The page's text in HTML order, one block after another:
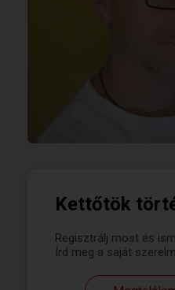
Kettőtök
Regisztrálj most és
Írd meg a saját